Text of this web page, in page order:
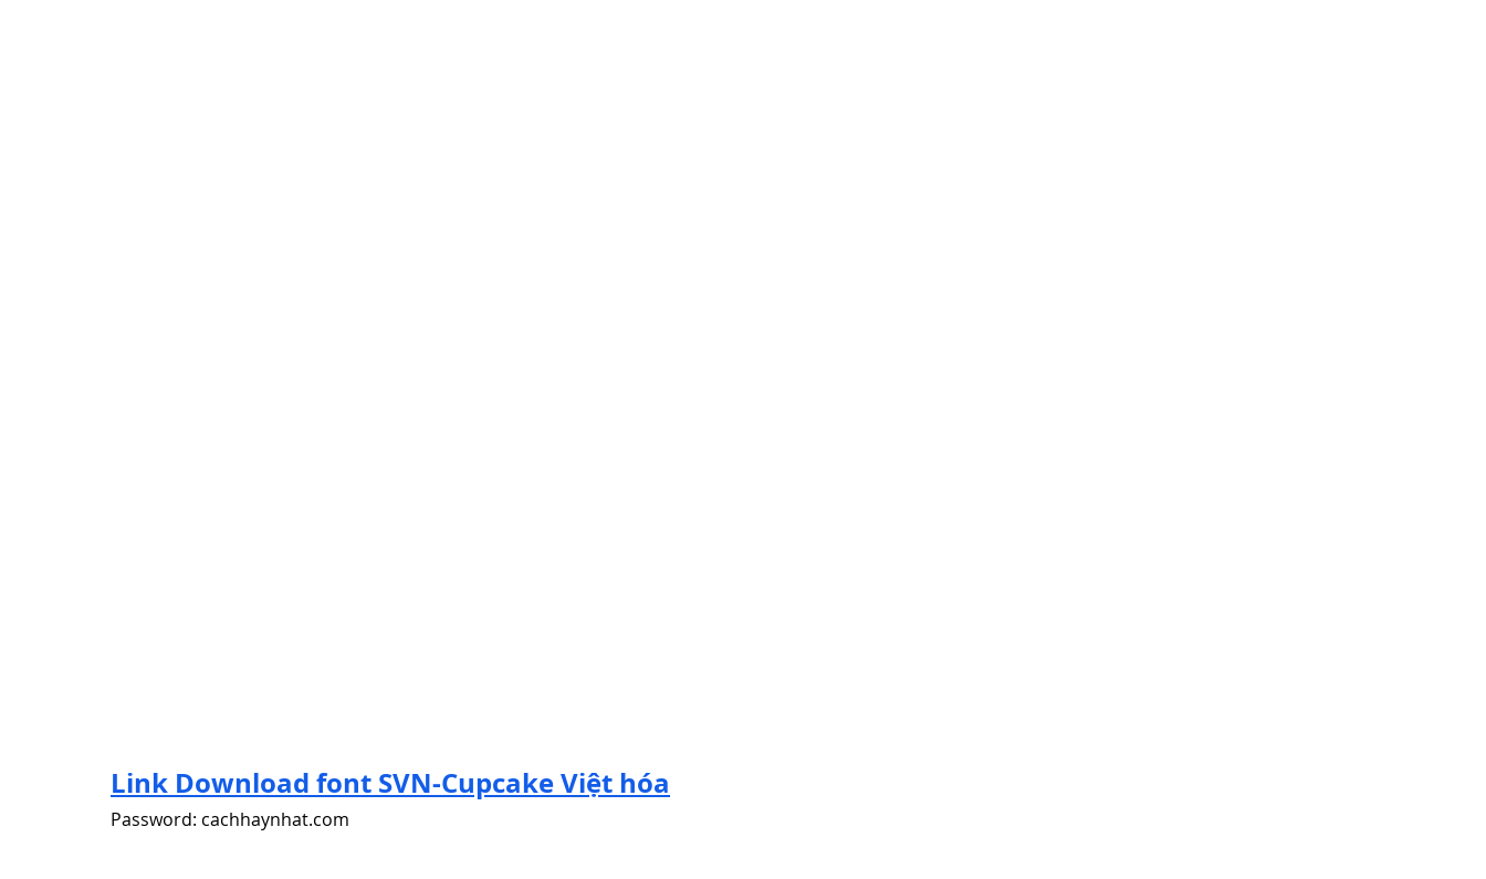
Link Download font SVN-Cupcake Việt hóa
Password: cachhaynhat.com